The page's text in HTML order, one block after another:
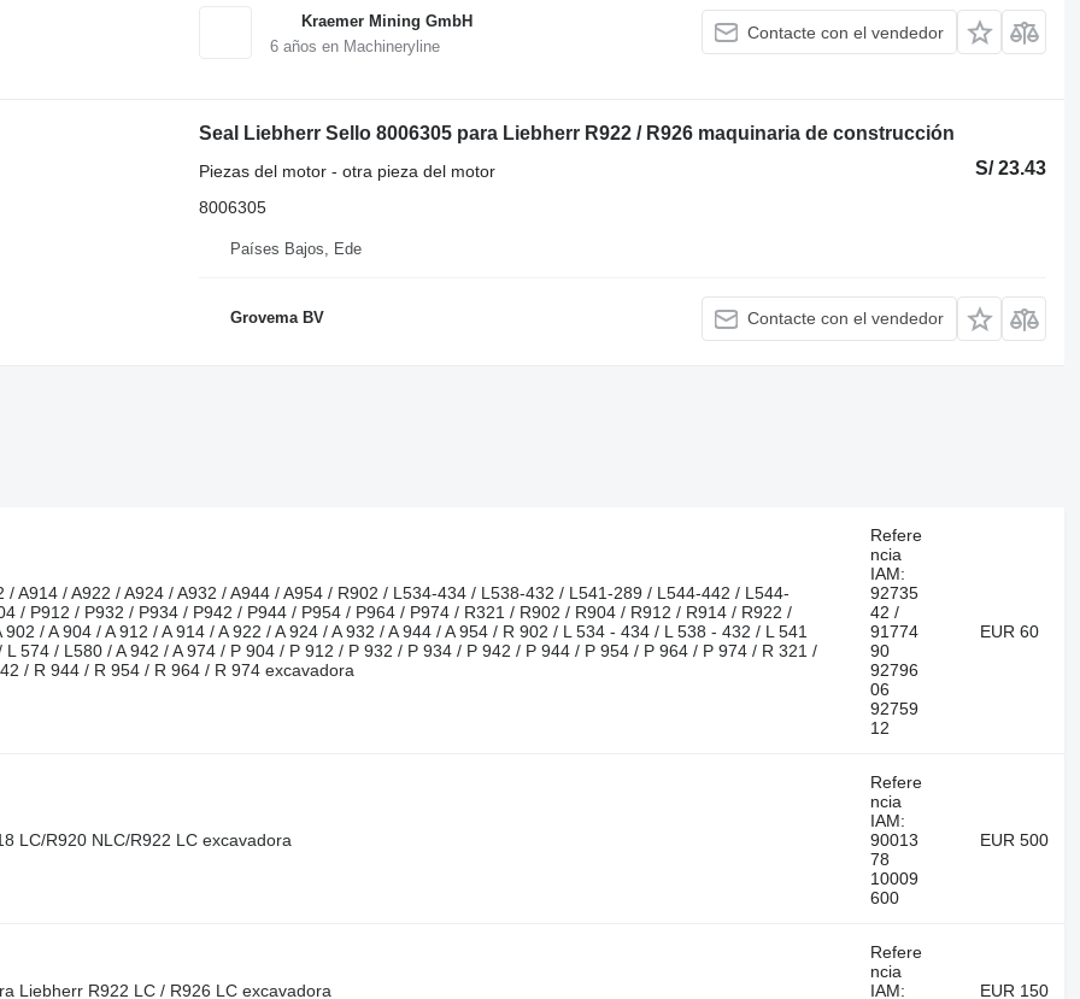
Kraemer Mining GmbH
6años en Machineryline
Contacte con el vendedor
Seal Liebherr Sello 8006305 para Liebherr R922 / R926 maquinaria de construcción
S/ 23.43
Piezas del motor - otra pieza del motor
8006305
Países Bajos, Ede
Grovema BV Contacte con el vendedor
A914 / A922 / A924 / A932 / A944 / A954 / R902 / L534-434 / L538-432 / L541-289 / L544-442 / L544-
/ P912 / P932 / P934 / P942 / P944 / P954 / P964 / P974 / R321 / R902 / R904 / R912 / R914 / R922 /
/ A 904 / A 912 / A 914 / A 922 / A 924 / A 932 / A 944 / A 954 / R 902 / L 534 - 434 / L 538 - 432 / L 541
574 / L580 / A 942 / A 974 / P 904 / P 912 / P 932 / P 934 / P 942 / P 944 / P 954 / P 964 / P 974 / R 321 /
/ R 944 / R 954 / R 964 / R 974 excavadora
Refere
ncia
IAM:
92735
42 /
91774
90
92796
06
92759
12
EUR 60
LC/R920 NLC/R922 LC excavadora
Refere
ncia
IAM:
90013
78
10009
600
EUR 500
Liebherr R922 LC / R926 LC excavadora
Refere
ncia
IAM:
EUR 150